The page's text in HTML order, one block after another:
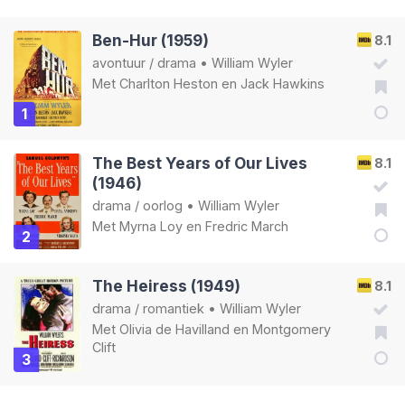
1
8.1
Ben-Hur (1959)
avontuur / drama • William Wyler
Met Charlton Heston en Jack Hawkins
2
8.1
The Best Years of Our Lives
(1946)
drama / oorlog • William Wyler
Met Myrna Loy en Fredric March
3
8.1
The Heiress (1949)
drama / romantiek • William Wyler
Met Olivia de Havilland en Montgomery
Clift